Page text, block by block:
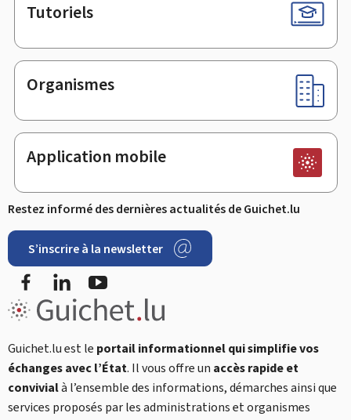
Tutoriels
Organismes
Application mobile
Restez informé des dernières actualités de Guichet.lu
S’inscrire à la newsletter
FacebookLinkedIn
Guichet.lu est le portail informationnel qui simplifie vos
échanges avec l’État. Il vous offre un accès rapide et
convivialà l’ensemble des informations, démarches ainsi que
services proposés par les administrations et organismes